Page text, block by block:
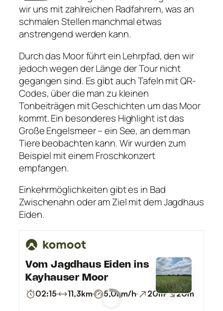
wir uns mit zahlreichen Radfahrern, was an
schmalen Stellen manchmal etwas
anstrengend werden kann.
Durch das Moor führt ein Lehrpfad, den wir
jedoch wegen der Länge der Tour nicht
gegangen sind. Es gibt auch Tafeln mit QR-
Codes, über die man zu kleinen
Tonbeiträgen mit Geschichten um das Moor
kommt. Ein besonderes Highlight ist das
Große Engelsmeer – ein See, an dem man
Tiere beobachten kann. Wir wurden zum
Beispiel mit einem Froschkonzert
empfangen.
Einkehrmöglichkeiten gibt es in Bad
Zwischenahn oder am Ziel mit dem Jagdhaus
Eiden.